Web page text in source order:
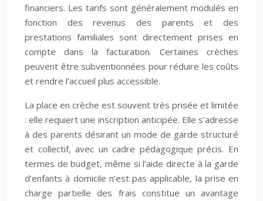
financiers. Les tarifs sont généralement modulés en
fonction des revenus des parents et des
prestations familiales sont directement prises en
compte dans la facturation. Certaines crèches
peuvent être subventionnées pour réduire les coûts
et rendre l’accueil plus accessible.
La place en crèche est souvent très prisée et limitée
: elle requiert une inscription anticipée. Elle s’adresse
à des parents désirant un mode de garde structuré
et collectif, avec un cadre pédagogique précis. En
termes de budget, même si l’aide directe à la garde
d’enfants à domicile n’est pas applicable, la prise en
charge partielle des frais constitue un avantage